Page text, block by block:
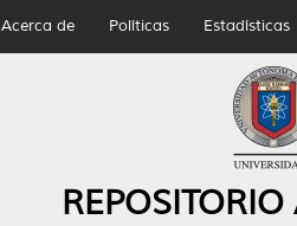
Acerca de Políticas Estadísticas